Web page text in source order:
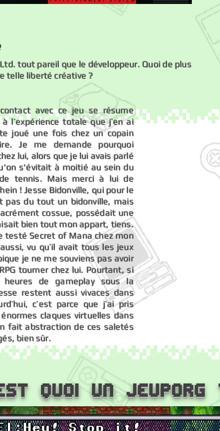
tout pareil que le développeur. Quoi de plus
telle liberté créative ?
avec ce jeu se résume
l’expérience totale que j’en ai
joué une fois chez un copain
Je me demande pourquoi
lui, alors que je lui avais parlé
s'évitait à moitié au sein du
tennis. Mais merci à lui de
! Jesse Bidonville, qui pour le
pas du tout un bidonville, mais
cossue, possédait une
bien tout mon appart, tiens.
testé Secret of Mana chez mon
vu qu’il avait tous les jeux
je ne me souviens pas avoir
tourner chez lui. Pourtant, si
heures de gameplay sous la
restent aussi vivaces dans
c’est parce que j’ai pris
claques virtuelles dans
fait abstraction de ces saletés
bien sûr.
quoi un JEUPORG